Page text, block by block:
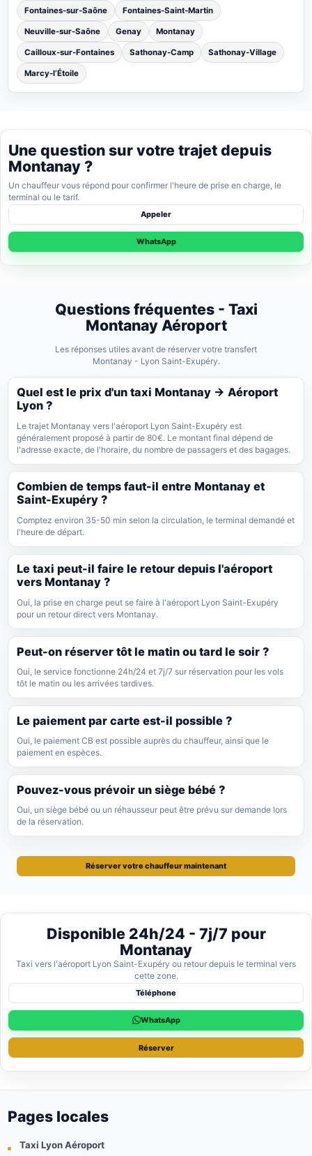
Fontaines-sur-Saône Fontaines-Saint-Martin
Neuville-sur-Saône Genay Montanay
Cailloux-sur-Fontaines Sathonay-Camp Sathonay-Village
Marcy-l’Étoile
Une question sur votre trajet depuis
Montanay ?
Un chauffeur vous répond pour confirmer l'heure de prise en charge, le
terminal ou le tarif.
Appeler
WhatsApp
Questions fréquentes - Taxi
Montanay Aéroport
Les réponses utiles avant de réserver votre transfert
Montanay - Lyon Saint-Exupéry.
Quel est le prix d'un taxi Montanay → Aéroport
Lyon ?
Le trajet Montanay vers l'aéroport Lyon Saint-Exupéry est
généralement proposé à partir de 80€. Le montant final dépend de
l'adresse exacte, de l'horaire, du nombre de passagers et des bagages.
Combien de temps faut-il entre Montanay et
Saint-Exupéry ?
Comptez environ 35-50 min selon la circulation, le terminal demandé et
l'heure de départ.
Le taxi peut-il faire le retour depuis l'aéroport
vers Montanay ?
Oui, la prise en charge peut se faire à l'aéroport Lyon Saint-Exupéry
pour un retour direct vers Montanay.
Peut-on réserver tôt le matin ou tard le soir ?
Oui, le service fonctionne 24h/24 et 7j/7 sur réservation pour les vols
tôt le matin ou les arrivées tardives.
Le paiement par carte est-il possible ?
Oui, le paiement CB est possible auprès du chauffeur, ainsi que le
paiement en espèces.
Pouvez-vous prévoir un siège bébé ?
Oui, un siège bébé ou un réhausseur peut être prévu sur demande lors
de la réservation.
Réserver votre chauffeur maintenant
Disponible 24h/24 - 7j/7 pour
Montanay
Taxi vers l'aéroport Lyon Saint-Exupéry ou retour depuis le terminal vers
cette zone.
Téléphone
WhatsApp
Réserver
Pages locales
Taxi Lyon Aéroport